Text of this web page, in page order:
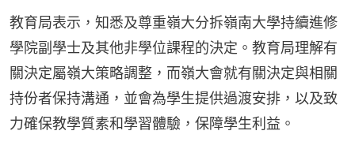
教育局表示，知悉及尊重嶺大分拆嶺南大學持續進修
學院副學士及其他非學位課程的決定。教育局理解有
關決定屬嶺大策略調整，而嶺大會就有關決定與相關
持份者保持溝通，並會為學生提供過渡安排，以及致
力確保教學質素和學習體驗，保障學生利益。